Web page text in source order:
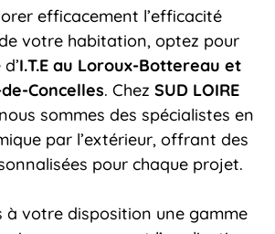
efficacement l’efficacité
votre habitation, optez pour
I.T.E au Loroux-Bottereau et
Concelles. Chez SUD LOIRE
sommes des spécialistes en
par l’extérieur, offrant des
pour chaque projet.
à votre disposition une gamme